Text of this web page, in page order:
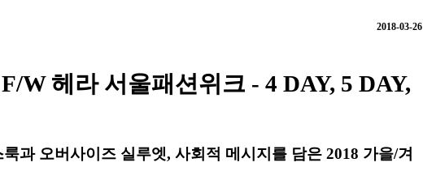
2018-03-26
W 헤라 서울패션위크 - 4 DAY, 5 DAY,
과 오버사이즈 실루엣, 사회적 메시지를 담은 2018 가을/겨